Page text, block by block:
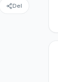
Del